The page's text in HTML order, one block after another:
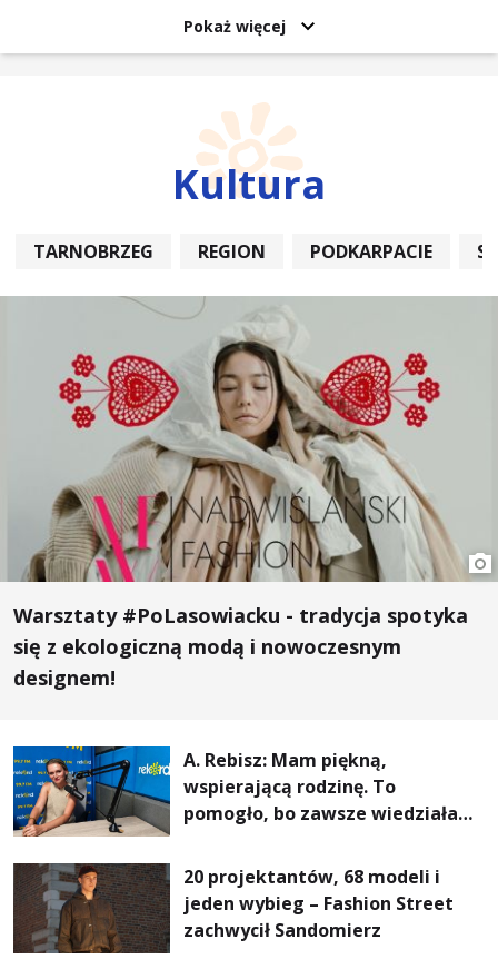
Pokaż więcej
Kultura
TARNOBRZEG REGION PODKARPACIE
Warsztaty #PoLasowiacku - tradycja spotyka
się z ekologiczną modą i nowoczesnym
designem!
A. Rebisz: Mam piękną,
wspierającą rodzinę. To
pomogło, bo zawsze wiedziałam,
najważniejsza
20 projektantów, 68 modeli i
jeden wybieg – Fashion Street
zachwycił Sandomierz